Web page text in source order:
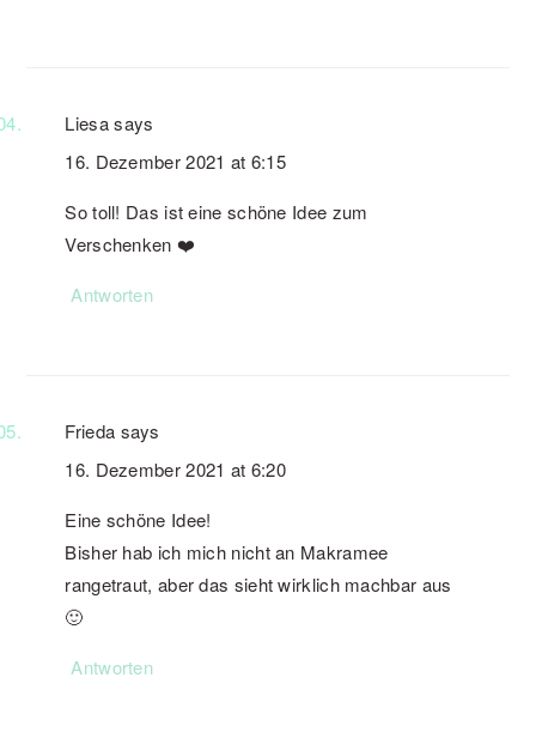
Liesa says
16. Dezember 2021 at 6:15
So toll! Das ist eine schöne Idee zum
Verschenken ❤️
Antworten
Frieda says
16. Dezember 2021 at 6:20
Eine schöne Idee!
Bisher hab ich mich nicht an Makramee
rangetraut, aber das sieht wirklich machbar aus
🙂
Antworten